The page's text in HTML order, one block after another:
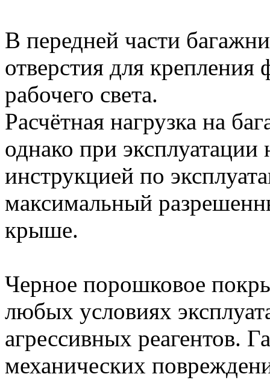
В передней части
отверстия для
рабочего света.
Расчётная нагрузка на
однако при эксплуатации
инструкцией по
максимальный
крыше.
Черное порошковое
любых условиях
агрессивных реагентов.
механических